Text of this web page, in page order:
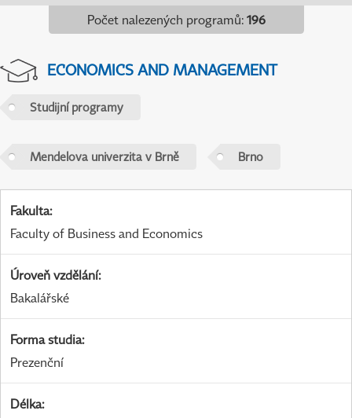
Počet nalezených programů: 196
ECONOMICS AND MANAGEMENT
Studijní programy
Mendelova univerzita v Brně Brno
Fakulta:
Faculty of Business and Economics
Úroveň vzdělání:
Bakalářské
Forma studia:
Prezenční
Délka: